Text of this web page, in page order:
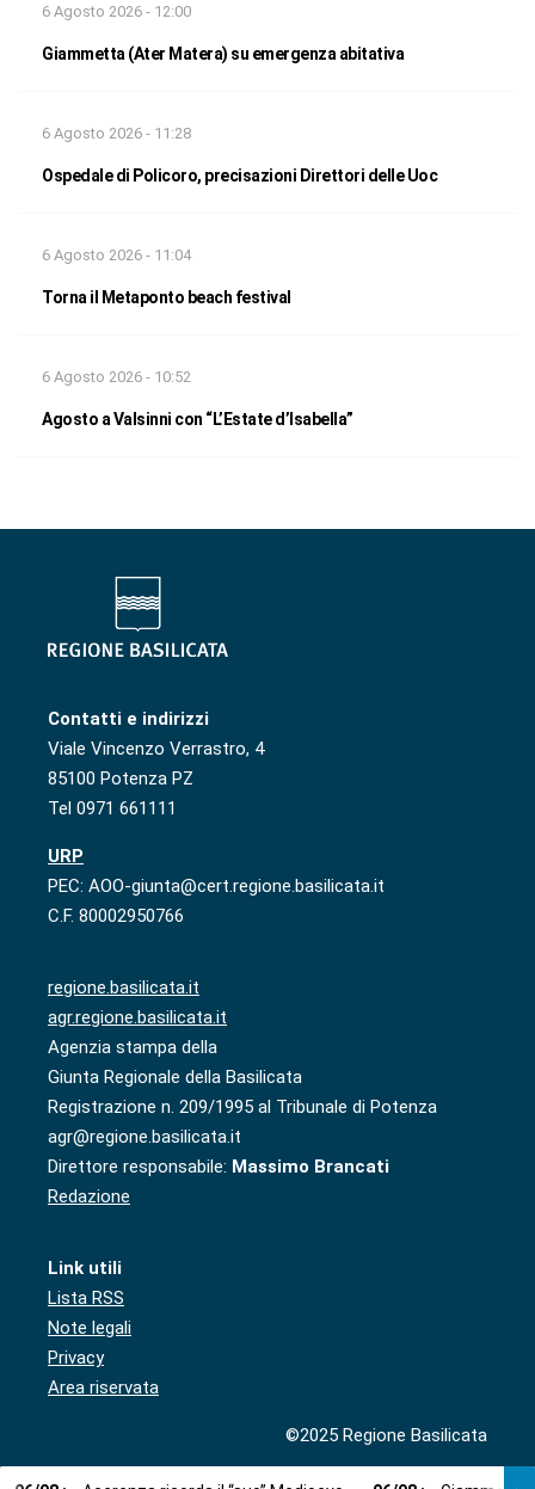
6 Agosto 2026 - 12:00
Giammetta (Ater Matera) su emergenza abitativa
6 Agosto 2026 - 11:28
Ospedale di Policoro, precisazioni Direttori delle Uoc
6 Agosto 2026 - 11:04
Torna il Metaponto beach festival
6 Agosto 2026 - 10:52
Agosto a Valsinni con “L’Estate d’Isabella”
Contatti e indirizzi
Viale Vincenzo Verrastro, 4
85100 Potenza PZ
Tel 0971 661111
URP
PEC: AOO-giunta@cert.regione.basilicata.it
C.F. 80002950766
regione.basilicata.it
agr.regione.basilicata.it
Agenzia stampa della
Giunta Regionale della Basilicata
Registrazione n. 209/1995 al Tribunale di Potenza
agr@regione.basilicata.it
Direttore responsabile: Massimo Brancati
Redazione
Link utili
Lista RSS
Note legali
Privacy
Area riservata
©2025 Regione Basilicata